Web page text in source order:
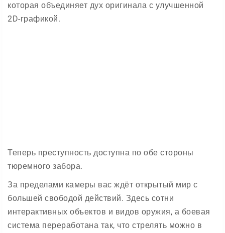
которая объединяет дух оригинала с улучшенной
2D-графикой.
Теперь преступность доступна по обе стороны
тюремного забора.
За пределами камеры вас ждёт открытый мир с
большей свободой действий. Здесь сотни
интерактивных объектов и видов оружия, а боевая
система переработана так, что стрелять можно в